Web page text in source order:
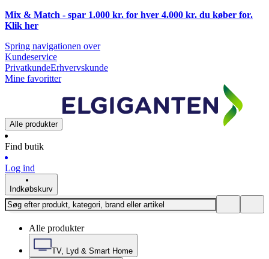
Mix & Match - spar 1.000 kr. for hver 4.000 kr. du køber for.
Klik her
Spring navigationen over
Kundeservice
PrivatkundeErhvervskunde
Mine favoritter
Alle produkter
Find butik
Log ind
Indkøbskurv
Alle produkter
TV, Lyd & Smart Home